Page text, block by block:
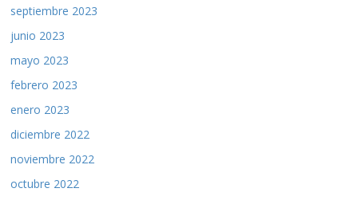
septiembre 2023
junio 2023
mayo 2023
febrero 2023
enero 2023
diciembre 2022
noviembre 2022
octubre 2022